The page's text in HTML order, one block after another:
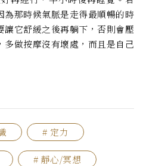
為那時候氣脈是走得最順暢的時
它舒緩之後再躺下，否則會壓
做按摩沒有壞處，而且是自己
# 定力
# 靜心/冥想